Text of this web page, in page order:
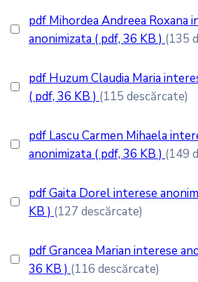
pdf Mihordea Andreea Roxana
anonimizata ( pdf, 36 KB ) (135
pdf Huzum Claudia Maria
( pdf, 36 KB ) (115 descărcate)
pdf Lascu Carmen Mihaela
anonimizata ( pdf, 36 KB ) (149
pdfGaita Dorel interese
KB ) (127 descărcate)
pdfGrancea Marian interese
36 KB ) (116 descărcate)